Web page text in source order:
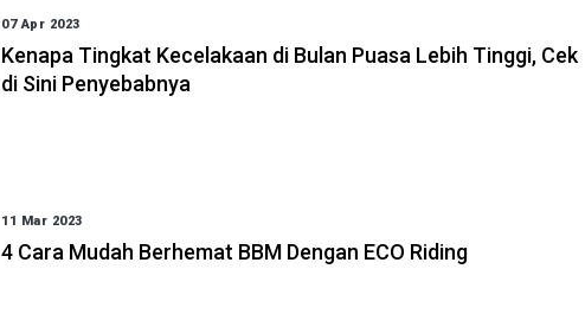
07 Apr 2023
Kenapa Tingkat Kecelakaan di Bulan Puasa Lebih Tinggi, Cek
di Sini Penyebabnya
11 Mar 2023
4 Cara Mudah Berhemat BBM Dengan ECO Riding